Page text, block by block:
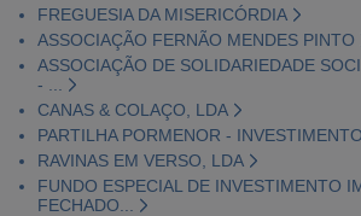
FREGUESIA DA MISERICÓRDIA
ASSOCIAÇÃO FERNÃO MENDES PINTO
ASSOCIAÇÃO DE SOLIDARIEDADE
- ...
CANAS & COLAÇO, LDA
PARTILHA PORMENOR -
RAVINAS EM VERSO, LDA
FUNDO ESPECIAL DE INVESTIMENTO
FECHADO...